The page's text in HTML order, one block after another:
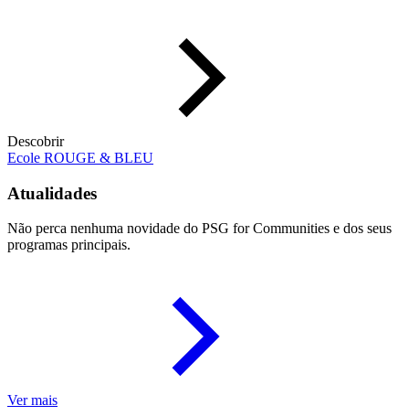
Descobrir
Ecole ROUGE & BLEU
Atualidades
Não perca nenhuma novidade do PSG for Communities e dos seus
programas principais.
Ver mais